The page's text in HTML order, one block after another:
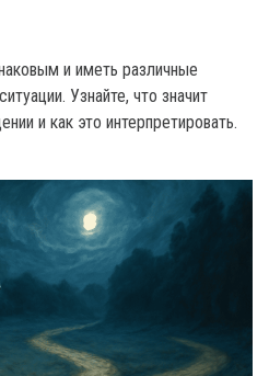
и иметь различные
Узнайте, что значит
и как это интерпретировать.